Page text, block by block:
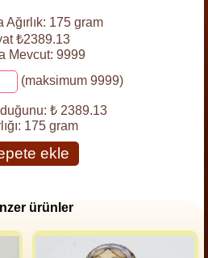
Ağırlık: 175 gram
₺2389.13
Mevcut: 9999
(maksimum 9999)
₺ 2389.13
175 gram
ekle
ürünler